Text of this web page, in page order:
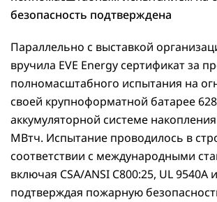
безопасность подтверждена
Параллельно с выставкой
вручила EVE Energy сертификат за
полномасштабного испытания на
своей крупноформатной батарее
аккумуляторной системе
МВтч. Испытание проводилось в
соответствии с международными
включая CSA/ANSI C800:25, UL 9540A
подтверждая пожарную